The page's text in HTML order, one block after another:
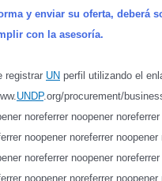
y enviar su oferta,
con la asesoría.
registrar UN perfil utilizando el
UNDP.org/procurement/
noreferrer noopener
noopener noreferrer
noreferrer noopener
noopener noreferrer